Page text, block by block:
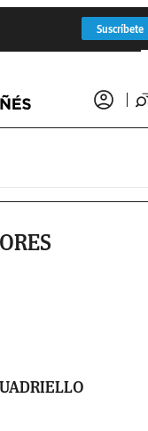
Suscríbete